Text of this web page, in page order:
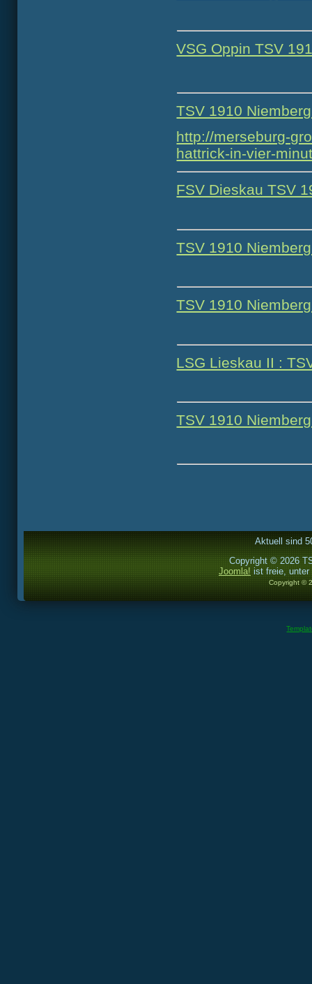
VSG Oppin TSV
TSV 1910
http://merseburg-
hattrick-in-vier-
FSV Dieskau TSV
TSV 1910
TSV 1910
LSG Lieskau II :
TSV 1910
Aktuell sind
Copyright © 2026
Joomla! ist freie,
Copyright ©